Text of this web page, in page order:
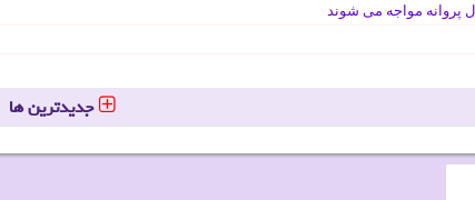
پروانه مواجه می شوند
جدیدترین ها